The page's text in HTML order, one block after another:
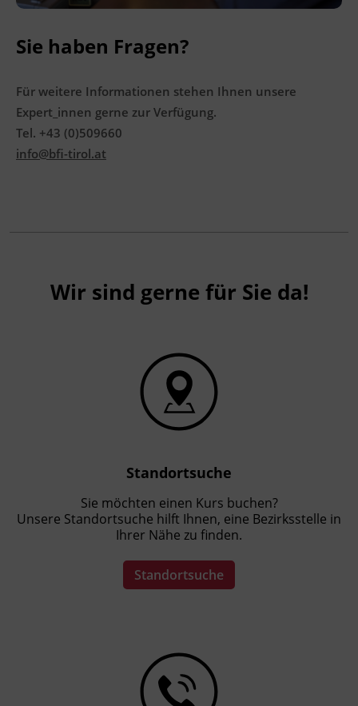
Sie haben Fragen?
Für weitere Informationen stehen Ihnen unsere
Expert_innen gerne zur Verfügung.
Tel. +43 (0)509660
info@bfi-tirol.at
Wir sind gerne für Sie da!
Standortsuche
Sie möchten einen Kurs buchen?
Unsere Standortsuche hilft Ihnen, eine Bezirksstelle in
Ihrer Nähe zu finden.
Standortsuche